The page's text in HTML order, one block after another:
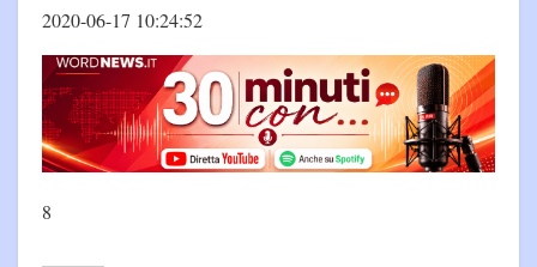
2020-06-17 10:24:52
8